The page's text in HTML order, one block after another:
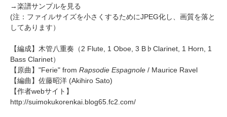
→楽譜サンプルを見る
(注：ファイルサイズを小さくするためにJPEG化し、画質を落と
してあります）
【編成】 木管八重奏 （2 Flute, 1 Oboe, 3 B♭Clarinet, 1 Horn, 1
Bass Clarinet）
【原曲】"Ferie" from Rapsodie Espagnole / Maurice Ravel
【編曲】 佐藤昭洋 (Akihiro Sato)
【作者webサイト】
http://suimokukorenkai.blog65.fc2.com/